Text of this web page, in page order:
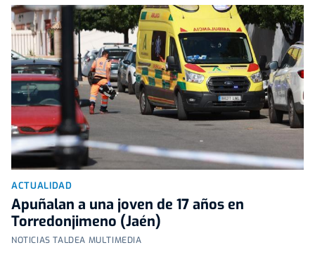
ACTUALIDAD
Apuñalan a una joven de 17 años en
Torredonjimeno (Jaén)
NOTICIAS TALDEA MULTIMEDIA